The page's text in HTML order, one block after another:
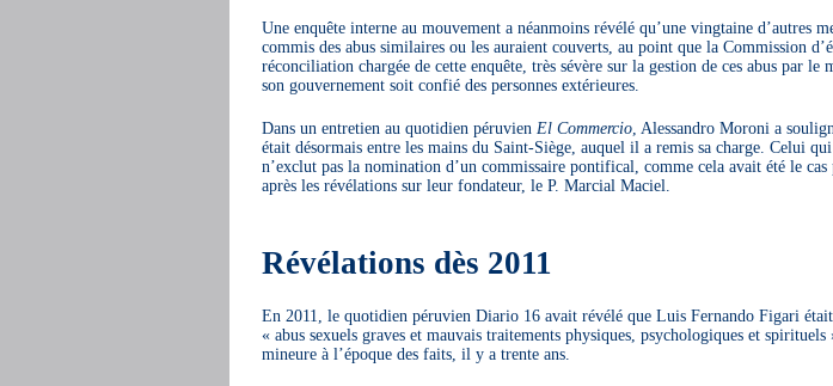
Une enquête interne au mouvement a néanmoins révélé qu’une vingtaine d’autres
commis des abus similaires ou les auraient couverts, au point que la Commission
réconciliation chargée de cette enquête, très sévère sur la gestion de ces abus par le
son gouvernement soit confié des personnes extérieures.
Dans un entretien au quotidien péruvien El Commercio, Alessandro Moroni a
était désormais entre les mains du Saint-Siège, auquel il a remis sa charge. Celui
n’exclut pas la nomination d’un commissaire pontifical, comme cela avait été le
après les révélations sur leur fondateur, le P. Marcial Maciel.
Révélations dès 2011
En 2011, le quotidien péruvien Diario 16 avait révélé que Luis Fernando Figari
« abus sexuels graves et mauvais traitements physiques, psychologiques et spirituels
mineure à l’époque des faits, il y a trente ans.